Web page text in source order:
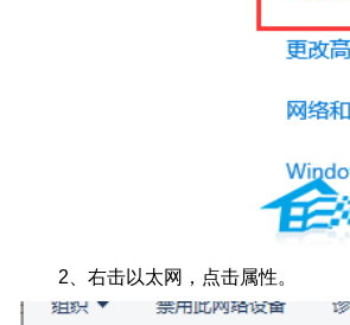
2、右击以太网，点击属性。